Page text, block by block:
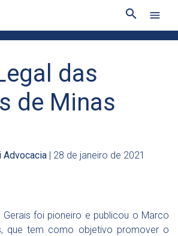
search menu
das
de Minas
Advocacia | 28 de janeiro de 2021
Gerais foi pioneiro e publicou o Marco
que tem como objetivo promover o